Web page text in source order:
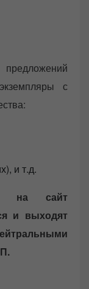
с
и т.д.
на сайт
и выходят